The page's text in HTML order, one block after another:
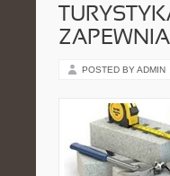
POSTED BY ADMIN